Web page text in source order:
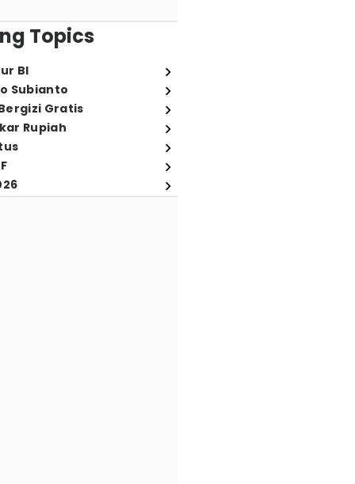
Topics
BI
Subianto
Gratis
Rupiah